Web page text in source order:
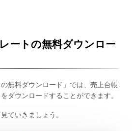
ートの無料ダウンロー
の無料ダウンロード」では、売上台帳
ダウンロードすることができます。
ていきましょう。